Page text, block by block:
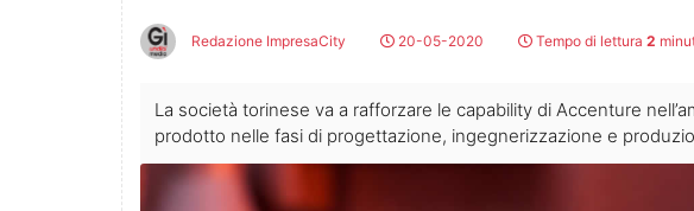
Redazione ImpresaCity 20-05-2020 Tempo di lettura 2
La società torinese va a rafforzare le capability di Accenture
prodotto nelle fasi di progettazione, ingegnerizzazione e